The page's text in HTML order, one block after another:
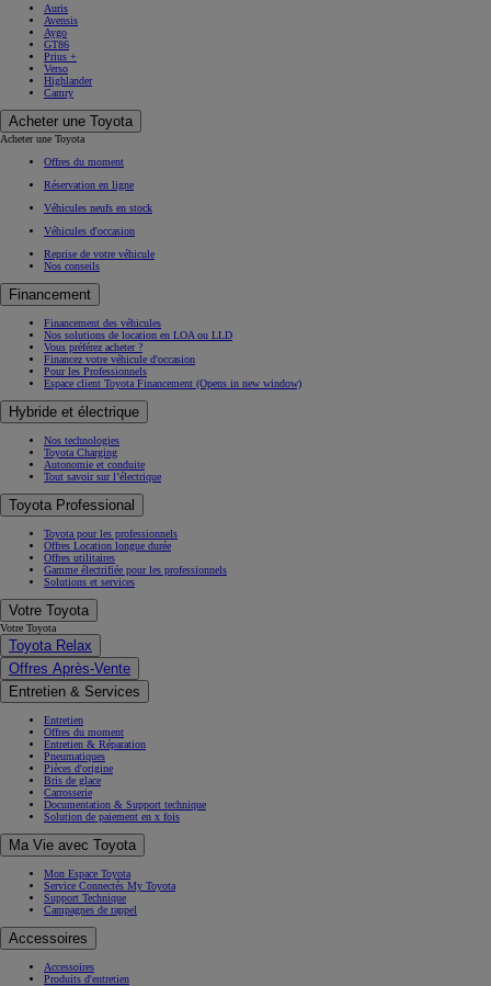
Auris
Avensis
Aygo
GT86
Prius +
Verso
Highlander
Camry
Acheter une Toyota
Acheter une Toyota
Offres du moment
Réservation en ligne
Véhicules neufs en stock
Véhicules d'occasion
Reprise de votre véhicule
Nos conseils
Financement
Financement des véhicules
Nos solutions de location en LOA ou LLD
Vous préférez acheter ?
Financez votre véhicule d'occasion
Pour les Professionnels
Espace client Toyota Financement (Opens in new window)
Hybride et électrique
Nos technologies
Toyota Charging
Autonomie et conduite
Tout savoir sur l’électrique
Toyota Professional
Toyota pour les professionnels
Offres Location longue durée
Offres utilitaires
Gamme électrifiée pour les professionnels
Solutions et services
Votre Toyota
Votre Toyota
Toyota Relax
Offres Après-Vente
Entretien & Services
Entretien
Offres du moment
Entretien & Réparation
Pneumatiques
Pièces d'origine
Bris de glace
Carrosserie
Documentation & Support technique
Solution de paiement en x fois
Ma Vie avec Toyota
Mon Espace Toyota
Service Connectés My Toyota
Support Technique
Campagnes de rappel
Accessoires
Accessoires
Produits d'entretien